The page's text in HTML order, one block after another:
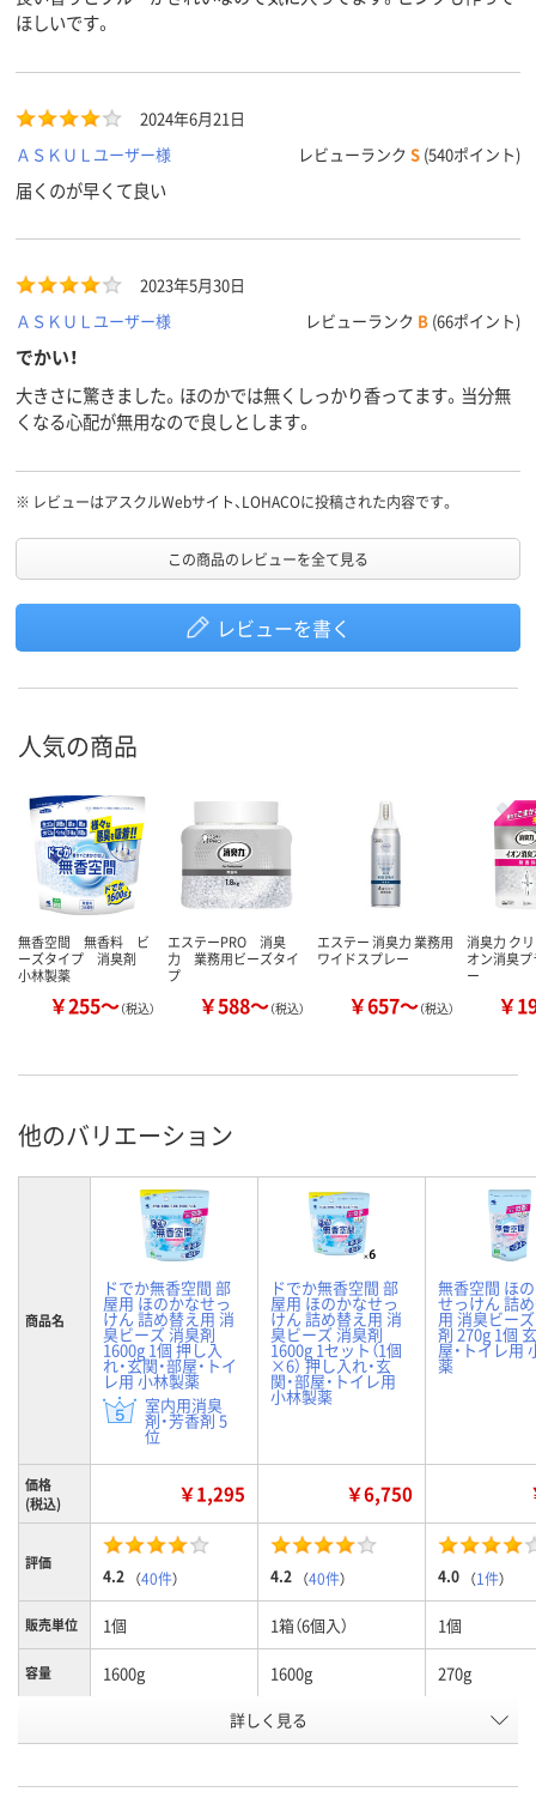
ほしいです。
2024年6月21日
ＡＳＫＵＬユーザー様
レビューランク S (540ポイント)
届くのが早くて良い
2023年5月30日
ＡＳＫＵＬユーザー様
レビューランク B (66ポイント)
でかい！
大きさに驚きました。ほのかでは無くしっかり香ってます。当分無
くなる心配が無用なので良しとします。
※ レビューはアスクルWebサイト、LOHACOに投稿された内容です。
この商品のレビューを全て見る
レビューを書く
人気の商品
無香空間 無香料 ビ
ーズタイプ 消臭剤
小林製薬
￥255～（税込）
エステーPRO 消臭
力 業務用ビーズタイ
プ
￥588～（税込）
エステー 消臭力 業務用
ワイドスプレー
￥657～（税込）
消臭力 ク
オン消臭
ー
￥
他のバリエーション
商品名
ドでか無香空間 部
屋用 ほのかなせっ
けん 詰め替え用 消
臭ビーズ 消臭剤
1600g 1個 押し入
れ・玄関・部屋・トイ
レ用 小林製薬
室内用消臭
剤・芳香剤 5
位
ドでか無香空間 部
屋用 ほのかなせっ
けん 詰め替え用 消
臭ビーズ 消臭剤
1600g 1セット（1個
×6） 押し入れ・玄
関・部屋・トイレ用
小林製薬
無香空間 ほ
せっけん 詰
用 消臭ビー
剤 270g 1個
屋・トイレ用
薬
価格
(税込)
￥1,295 ￥6,750
評価
4.2 （40件） 4.2 （40件） 4.0 （1件）
販売単位 1個 1箱（6個入） 1個
容量 1600g 1600g 270g
詰め替え 詰め替え
2501523 2501560 AR13717
詳しく見る